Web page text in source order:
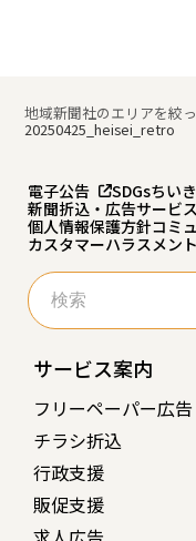
地域新聞社のエリアを絞
20250425_heisei_retro
電子公告 SDGsちい
新聞折込・広告サービ
個人情報保護方針コミ
カスタマーハラスメン
検
索:
サービス案内
フリーペーパー広告
チラシ折込
行政支援
販促支援